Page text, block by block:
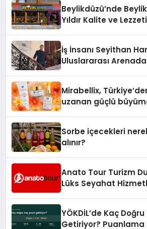
Beylikdüzü’nde
Yıldır Kalite ve
İş İnsanı Seyithan
Uluslararası
Mirabellix,
uzanan güçlü
Sorbe içecekleri
alınır?
Anato Tour Turizm
Lüks Seyahat
YÖKDİL’de Kaç
Getiriyor? Puanlama